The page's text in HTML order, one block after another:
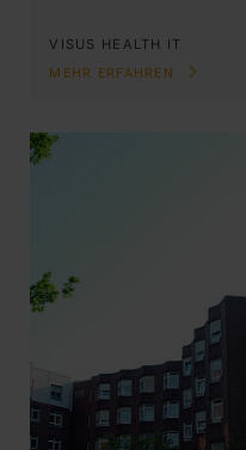
VISUS HEALTH IT
MEHR ERFAHREN